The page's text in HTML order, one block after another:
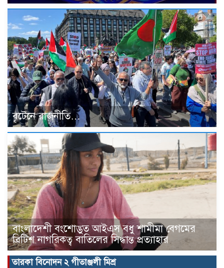
বৃটেনে রাজনীতি…
বাংলাদেশী বংশোদ্ভুত আইএস বধু শামীমা বেগমের
ব্রিটিশ নাগরিকত্ব বাতিলের সিদ্ধান্ত প্রত্যাহার
তারকা বিনোদন ২ গীতাঞ্জলী মিশ্র